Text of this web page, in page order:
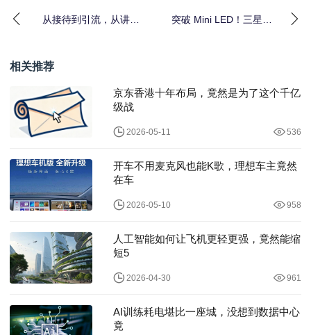
从接待到引流，从讲解
突破 Mini LED！三星
相关推荐
京东香港十年布局，竟然是为了这个千亿
级战
2026-05-11 536
开车不用麦克风也能K歌，理想车主竟然
在车
2026-05-10 958
人工智能如何让飞机更轻更强，竟然能缩
短5
2026-04-30 961
AI训练耗电堪比一座城，没想到数据中心
竟